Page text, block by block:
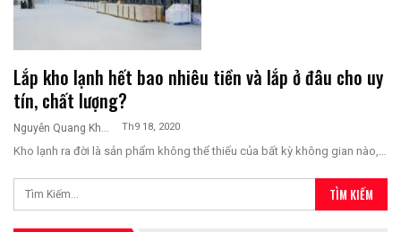
Lắp kho lạnh hết bao nhiêu tiền và lắp ở đâu cho uy
tín, chất lượng?
Nguyễn Quang Khương Th9 18, 2020
Kho lạnh ra đời là sản phẩm không thể thiếu của bất kỳ không gian nào,…